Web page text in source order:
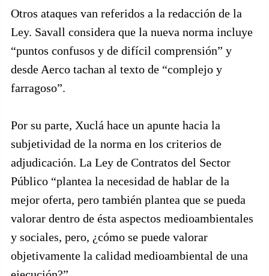
Otros ataques van referidos a la redacción de la
Ley. Savall considera que la nueva norma incluye
“puntos confusos y de difícil comprensión” y
desde Aerco tachan al texto de “complejo y
farragoso”.
Por su parte, Xuclá hace un apunte hacia la
subjetividad de la norma en los criterios de
adjudicación. La Ley de Contratos del Sector
Público “plantea la necesidad de hablar de la
mejor oferta, pero también plantea que se pueda
valorar dentro de ésta aspectos medioambientales
y sociales, pero, ¿cómo se puede valorar
objetivamente la calidad medioambiental de una